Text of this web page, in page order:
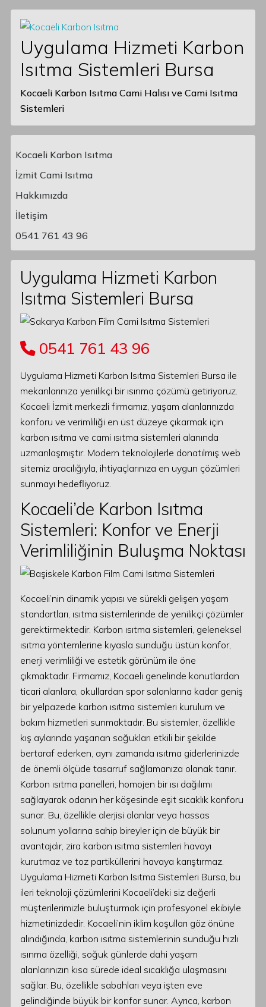
Uygulama Hizmeti Karbon
Isıtma Sistemleri Bursa
Kocaeli Karbon Isıtma Cami Halısı ve Cami Isıtma
Sistemleri
Main Navigation
Kocaeli Karbon Isıtma
İzmit Cami Isıtma
Hakkımızda
İletişim
0541 761 43 96
Uygulama Hizmeti Karbon
Isıtma Sistemleri Bursa
0541 761 43 96
Uygulama Hizmeti Karbon Isıtma Sistemleri Bursa ile
mekanlarınıza yenilikçi bir ısınma çözümü getiriyoruz.
Kocaeli İzmit merkezli firmamız, yaşam alanlarınızda
konforu ve verimliliği en üst düzeye çıkarmak için
karbon ısıtma ve cami ısıtma sistemleri alanında
uzmanlaşmıştır. Modern teknolojilerle donatılmış web
sitemiz aracılığıyla, ihtiyaçlarınıza en uygun çözümleri
sunmayı hedefliyoruz.
Kocaeli’de Karbon Isıtma
Sistemleri: Konfor ve Enerji
Verimliliğinin Buluşma Noktası
Kocaeli’nin dinamik yapısı ve sürekli gelişen yaşam
standartları, ısıtma sistemlerinde de yenilikçi çözümler
gerektirmektedir. Karbon ısıtma sistemleri, geleneksel
ısıtma yöntemlerine kıyasla sunduğu üstün konfor,
enerji verimliliği ve estetik görünüm ile öne
çıkmaktadır. Firmamız, Kocaeli genelinde konutlardan
ticari alanlara, okullardan spor salonlarına kadar geniş
bir yelpazede karbon ısıtma sistemleri kurulum ve
bakım hizmetleri sunmaktadır. Bu sistemler, özellikle
kış aylarında yaşanan soğukları etkili bir şekilde
bertaraf ederken, aynı zamanda ısıtma giderlerinizde
de önemli ölçüde tasarruf sağlamanıza olanak tanır.
Karbon ısıtma panelleri, homojen bir ısı dağılımı
sağlayarak odanın her köşesinde eşit sıcaklık konforu
sunar. Bu, özellikle alerjisi olanlar veya hassas
solunum yollarına sahip bireyler için de büyük bir
avantajdır, zira karbon ısıtma sistemleri havayı
kurutmaz ve toz partiküllerini havaya karıştırmaz.
Uygulama Hizmeti Karbon Isıtma Sistemleri Bursa, bu
ileri teknoloji çözümlerini Kocaeli’deki siz değerli
müşterilerimizle buluşturmak için profesyonel ekibiyle
hizmetinizdedir. Kocaeli’nin iklim koşulları göz önüne
alındığında, karbon ısıtma sistemlerinin sunduğu hızlı
ısınma özelliği, soğuk günlerde dahi yaşam
alanlarınızın kısa sürede ideal sıcaklığa ulaşmasını
sağlar. Bu, özellikle sabahları veya işten eve
gelindiğinde büyük bir konfor sunar. Ayrıca, karbon